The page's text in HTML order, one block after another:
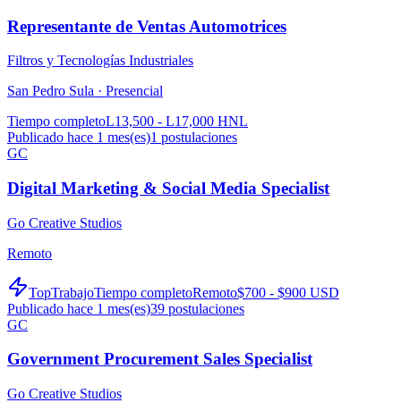
Representante de Ventas Automotrices
Filtros y Tecnologías Industriales
San Pedro Sula · Presencial
Tiempo completoL13,500 - L17,000 HNL
Publicado hace 1 mes(es)1 postulaciones
GC
Digital Marketing & Social Media Specialist
Go Creative Studios
Remoto
TopTrabajoTiempo completoRemoto$700 - $900 USD
Publicado hace 1 mes(es)39 postulaciones
GC
Government Procurement Sales Specialist
Go Creative Studios